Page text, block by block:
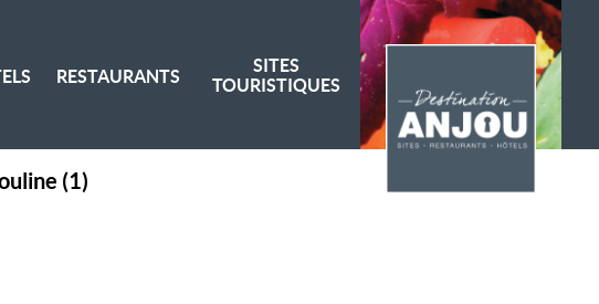
RESTAURANTS
SITES
TOURISTIQUES
(1)